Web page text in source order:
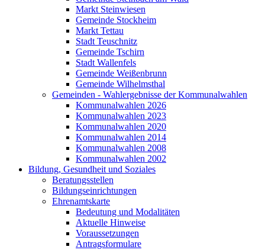
Markt Steinwiesen
Gemeinde Stockheim
Markt Tettau
Stadt Teuschnitz
Gemeinde Tschirn
Stadt Wallenfels
Gemeinde Weißenbrunn
Gemeinde Wilhelmsthal
Gemeinden - Wahlergebnisse der Kommunalwahlen
Kommunalwahlen 2026
Kommunalwahlen 2023
Kommunalwahlen 2020
Kommunalwahlen 2014
Kommunalwahlen 2008
Kommunalwahlen 2002
Bildung, Gesundheit und Soziales
Beratungsstellen
Bildungseinrichtungen
Ehrenamtskarte
Bedeutung und Modalitäten
Aktuelle Hinweise
Voraussetzungen
Antragsformulare